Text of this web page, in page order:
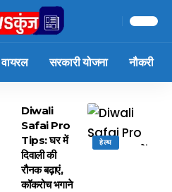
वायरल सरकारी योजना नौकरी
हेल्थ
Diwali
Safai Pro
Tips: घर में
दिवाली की
रौनक बढ़ाएं,
कॉकरोच भगाने